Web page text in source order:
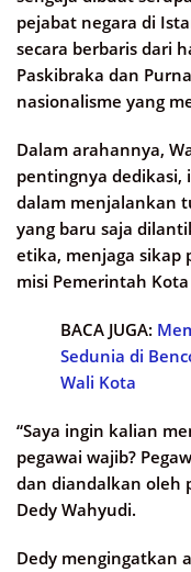
pejabat negara di
secara berbaris dari
Paskibraka dan
nasionalisme yang
Dalam arahannya,
pentingnya dedikasi,
dalam menjalankan
yang baru saja
etika, menjaga sikap
misi Pemerintah
BACA JUGA:
Sedunia di
Wali Kota
“Saya ingin kalian
pegawai wajib?
dan diandalkan oleh
Dedy Wahyudi.
Dedy mengingatkan